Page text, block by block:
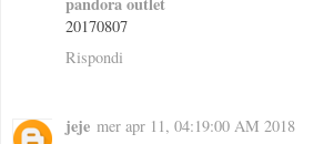
20170807
Rispondi
jeje mer apr 11, 04:19:00 AM 2018